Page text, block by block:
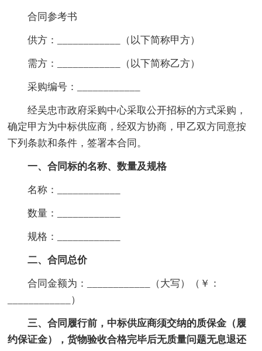
合同参考书
供方：____________（以下简称甲方）
需方：____________（以下简称乙方）
采购编号：____________
经吴忠市政府采购中心采取公开招标的方式采购，
确定甲方为中标供应商，经双方协商，甲乙双方同意按
下列条款和条件，签署本合同。
一、合同标的名称、数量及规格
名称：____________
数量：____________
规格：____________
二、合同总价
合同金额为：____________（大写）（￥：
____________）
三、合同履行前，中标供应商须交纳的质保金（履
约保证金），货物验收合格完毕后无质量问题无息退还